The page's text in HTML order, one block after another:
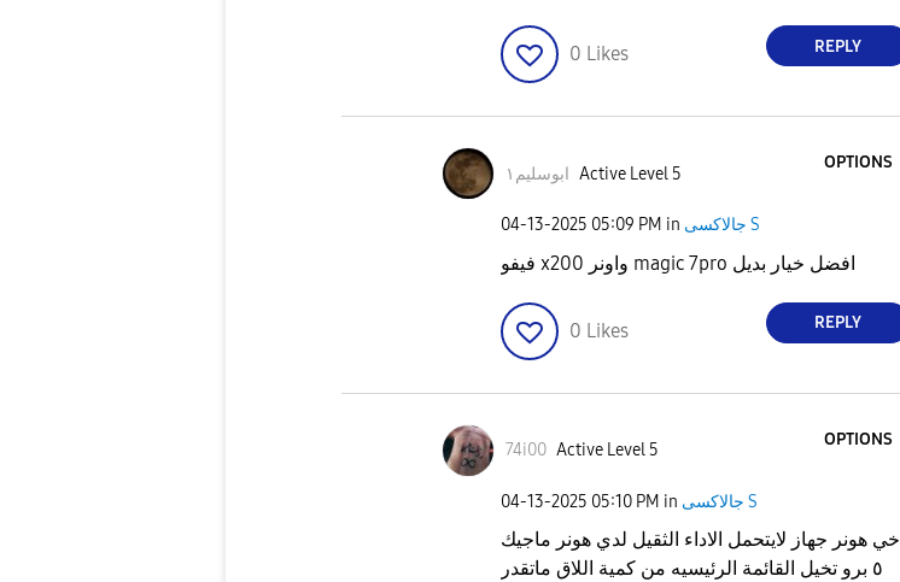
0 Likes REPLY
ابوسليم١ Active Level 5
OPTIONS
‎04-13-2025 05:09 PM in جالاكسى S
فيفو x200 واونر magic 7pro افضل خيار بديل
0 Likes REPLY
74i00 Active Level 5
OPTIONS
‎04-13-2025 05:10 PM in جالاكسى S
اخي هونر جهاز لايتحمل الاداء الثقيل لدي هونر ماجيك
٥ برو تخيل القائمة الرئيسيه من كمية اللاق ماتقدر